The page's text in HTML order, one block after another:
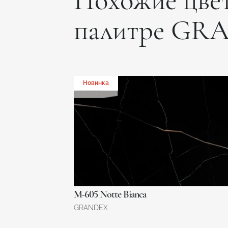
палитре
Новинка
M-605 Notte Bianca
GRANDEX